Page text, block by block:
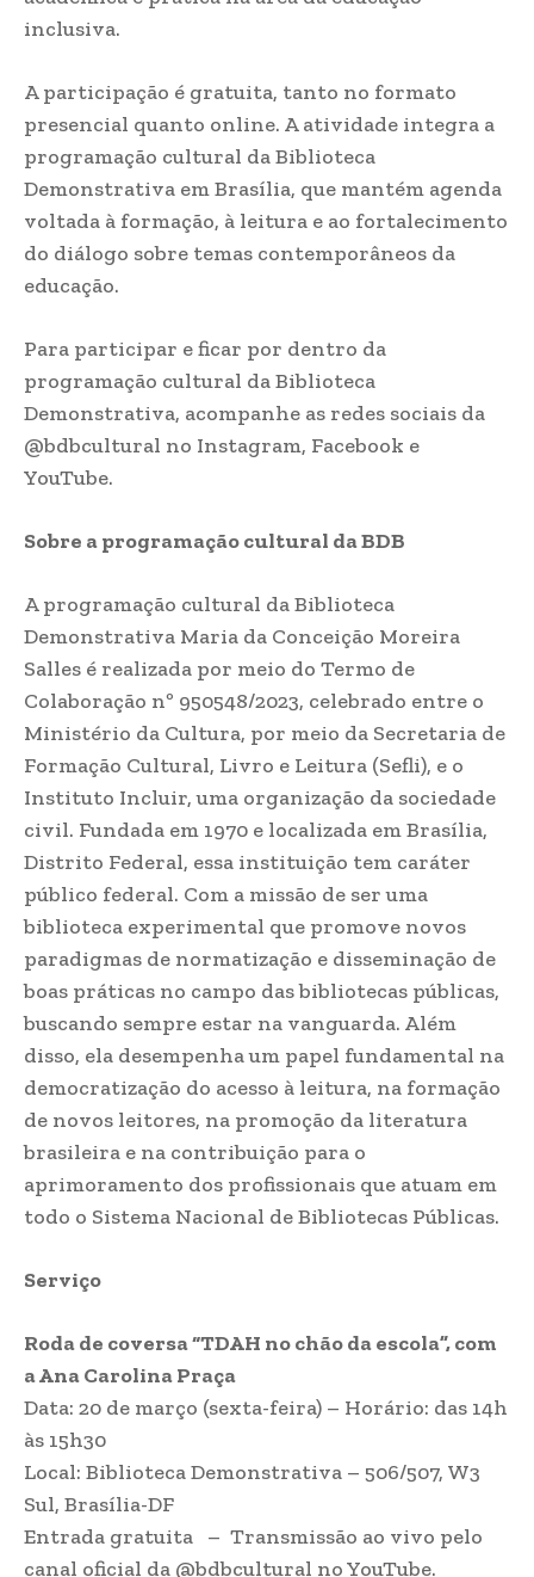
inclusiva.
A participação é gratuita, tanto no formato
presencial quanto online. A atividade integra a
programação cultural da Biblioteca
Demonstrativa em Brasília, que mantém agenda
voltada à formação, à leitura e ao fortalecimento
do diálogo sobre temas contemporâneos da
educação.
Para participar e ficar por dentro da
programação cultural da Biblioteca
Demonstrativa, acompanhe as redes sociais da
@bdbcultural no Instagram, Facebook e
YouTube.
Sobre a programação cultural da BDB
A programação cultural da Biblioteca
Demonstrativa Maria da Conceição Moreira
Salles é realizada por meio do Termo de
Colaboração nº 950548/2023, celebrado entre o
Ministério da Cultura, por meio da Secretaria de
Formação Cultural, Livro e Leitura (Sefli), e o
Instituto Incluir, uma organização da sociedade
civil. Fundada em 1970 e localizada em Brasília,
Distrito Federal, essa instituição tem caráter
público federal. Com a missão de ser uma
biblioteca experimental que promove novos
paradigmas de normatização e disseminação de
boas práticas no campo das bibliotecas públicas,
buscando sempre estar na vanguarda. Além
disso, ela desempenha um papel fundamental na
democratização do acesso à leitura, na formação
de novos leitores, na promoção da literatura
brasileira e na contribuição para o
aprimoramento dos profissionais que atuam em
todo o Sistema Nacional de Bibliotecas Públicas.
Serviço
Roda de coversa “TDAH no chão da escola”, com
a Ana Carolina Praça
Data: 20 de março (sexta-feira) – Horário: das 14h
às 15h30
Local: Biblioteca Demonstrativa – 506/507, W3
Sul, Brasília-DF
Entrada gratuita – Transmissão ao vivo pelo
canal oficial da @bdbcultural no YouTube.